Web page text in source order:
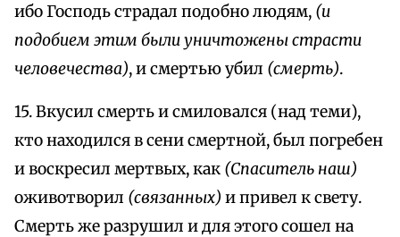
ибо Господь страдал подобно людям, (и
подобием этим были уничтожены страсти
человечества), и смертью убил (смерть).
15. Вкусил смерть и смиловался (над теми),
кто находился в сени смертной, был погребен
и воскресил мертвых, как (Спаситель наш)
оживотворил (связанных) и привел к свету.
Смерть же разрушил и для этого сошел на